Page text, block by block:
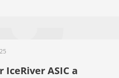
IceRiver ASIC a